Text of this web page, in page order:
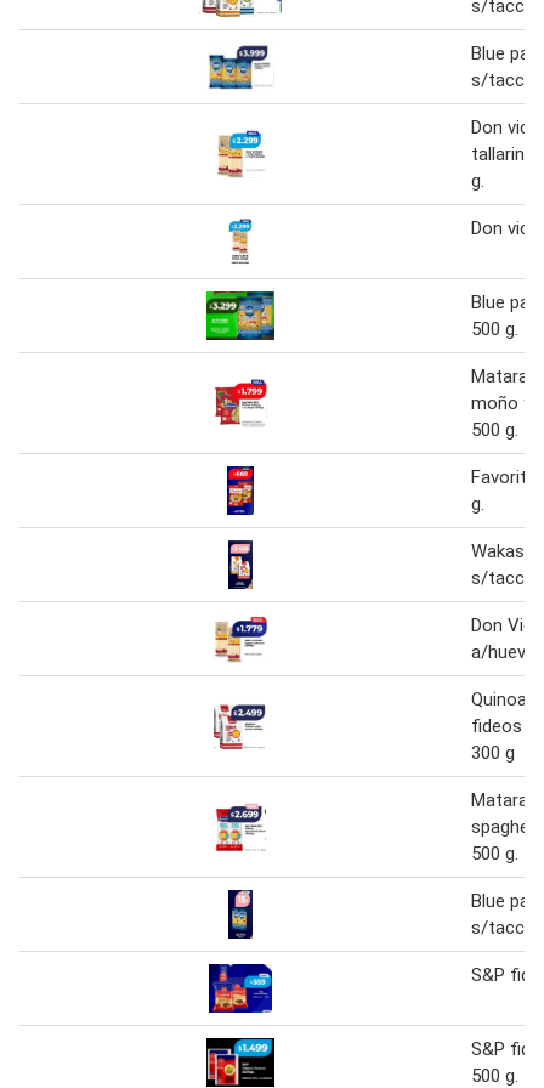
s/tacc
Blue
s/tacc
Don
tallarin
g.
Don
Blue
500 g.
moño y
500 g.
Favorita
g.
Wakas
s/tacc
Don
a/huevo
Quinoa
fideos
300 g
500 g.
Blue
s/tacc
S&P
S&P
500 g.